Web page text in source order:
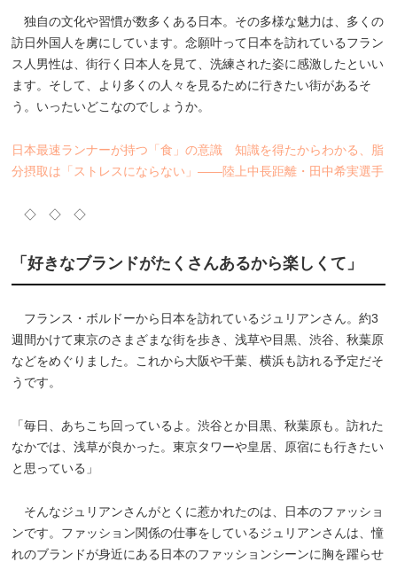
独自の文化や習慣が数多くある日本。その多様な魅力は、多くの
訪日外国人を虜にしています。念願叶って日本を訪れているフラン
ス人男性は、街行く日本人を見て、洗練された姿に感激したといい
ます。そして、より多くの人々を見るために行きたい街があるそ
う。いったいどこなのでしょうか。
日本最速ランナーが持つ「食」の意識 知識を得たからわかる、脂
分摂取は「ストレスにならない」――陸上中長距離・田中希実選手
◇ ◇ ◇
「好きなブランドがたくさんあるから楽しくて」
フランス・ボルドーから日本を訪れているジュリアンさん。約3
週間かけて東京のさまざまな街を歩き、浅草や目黒、渋谷、秋葉原
などをめぐりました。これから大阪や千葉、横浜も訪れる予定だそ
うです。
「毎日、あちこち回っているよ。渋谷とか目黒、秋葉原も。訪れた
なかでは、浅草が良かった。東京タワーや皇居、原宿にも行きたい
と思っている」
そんなジュリアンさんがとくに惹かれたのは、日本のファッショ
ンです。ファッション関係の仕事をしているジュリアンさんは、憧
れのブランドが身近にある日本のファッションシーンに胸を躍らせ